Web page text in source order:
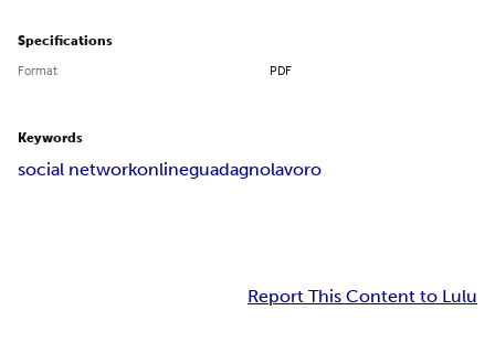
Specifications
Format PDF
Keywords
social networkonlineguadagnolavoro
Report This Content to Lulu